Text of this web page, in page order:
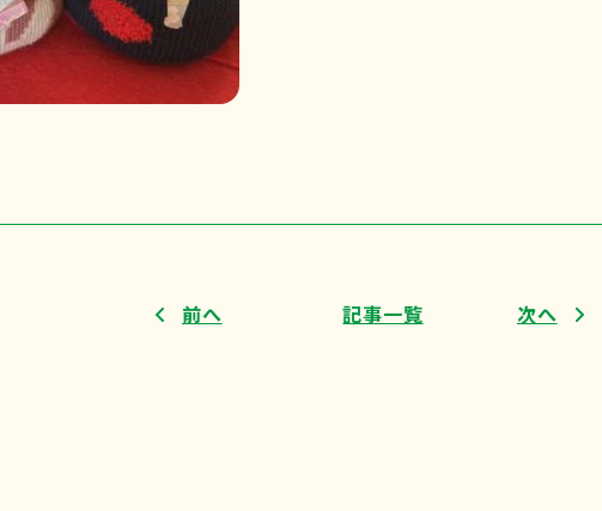
前へ 記事一覧 次へ